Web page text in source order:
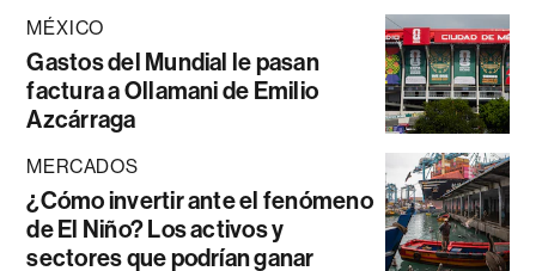
MÉXICO
Gastos del Mundial le pasan
factura a Ollamani de Emilio
Azcárraga
MERCADOS
¿Cómo invertir ante el fenómeno
de El Niño? Los activos y
sectores que podrían ganar